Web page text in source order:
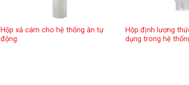
Hộp xả cám cho hệ thống ăn tự
động
Hộp định lượng
dụng trong hệ